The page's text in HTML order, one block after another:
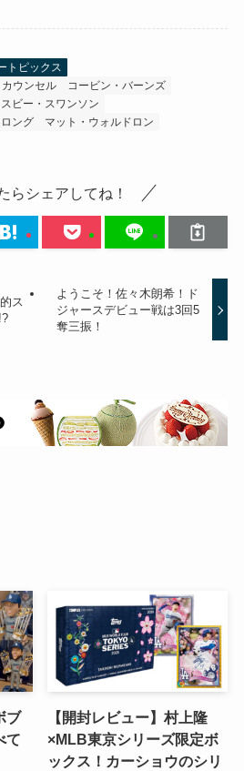
トピックス
ウンセル
コービン・バーンズ
ビー・スワンソン
ング
マット・ウォルドロン
らシェアしてね！
ス
ようこそ！佐々木朗希！ド
ジャースデビュー戦は3回5
奪三振！
ブ
て
【開封レビュー】村上隆
×MLB東京シリーズ限定ボ
ックス！カーショウのシリ